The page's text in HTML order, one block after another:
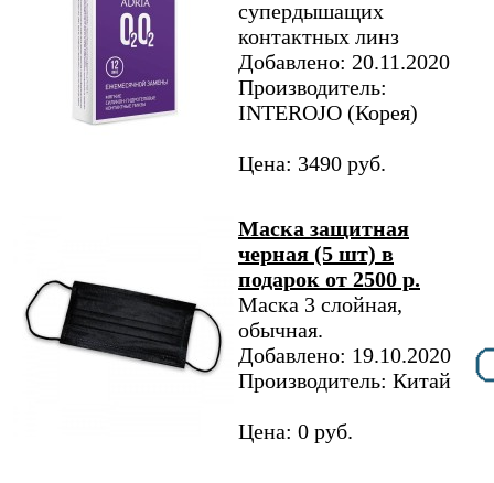
супердышащих
контактных линз
Добавлено: 20.11.2020
Производитель:
INTEROJO (Корея)
Цена: 3490 руб.
Маска защитная
черная (5 шт) в
подарок от 2500 р.
Маска 3 слойная,
обычная.
Добавлено: 19.10.2020
Производитель: Китай
Цена: 0 руб.